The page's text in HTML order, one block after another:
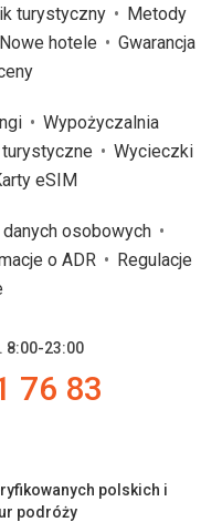
turystyczny
Metody
Nowe hotele
Gwarancja
Wypożyczalnia
Wycieczki
eSIM
danych osobowych
o ADR
Regulacje
8:00-23:00
76 83
polskich i
podróży